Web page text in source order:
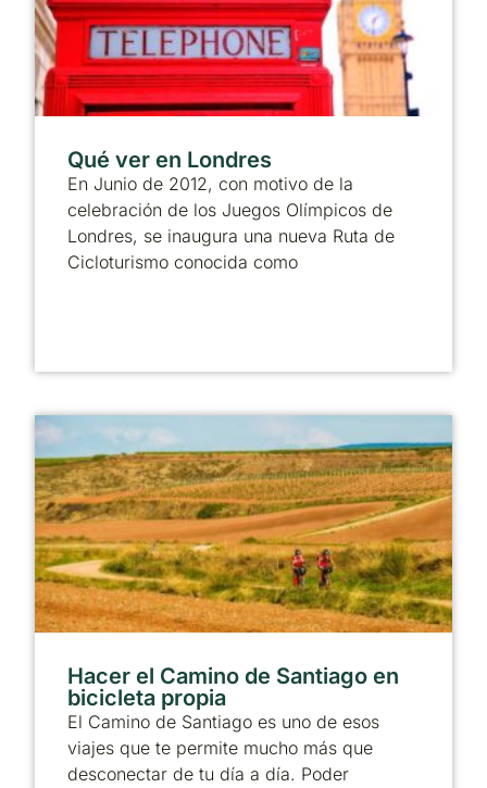
Qué ver en Londres
En Junio de 2012, con motivo de la
celebración de los Juegos Olímpicos de
Londres, se inaugura una nueva Ruta de
Cicloturismo conocida como
Hacer el Camino de Santiago en
bicicleta propia
El Camino de Santiago es uno de esos
viajes que te permite mucho más que
desconectar de tu día a día. Poder